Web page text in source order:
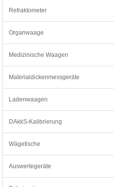
Refraktometer
Organwaage
Medizinische Waagen
Materialdickenmessgeräte
Ladenwaagen
DAkkS-Kalibrierung
Wägetische
Auswertegeräte